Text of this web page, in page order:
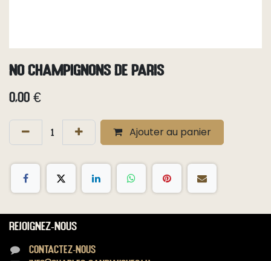
No champignons de Paris
0,00 €
Ajouter au panier
Rejoignez-nous
Contactez-nous